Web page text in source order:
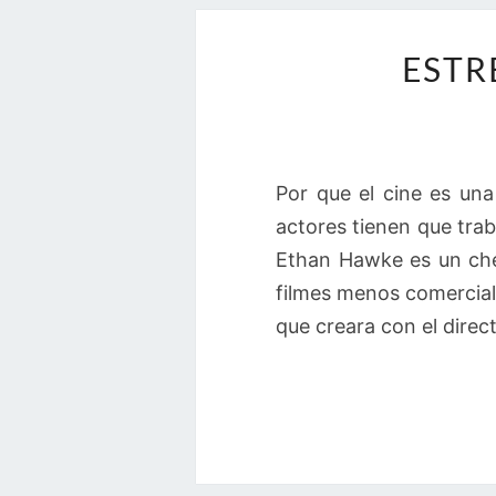
Por que el cine es
actores tienen que
Ethan Hawke es un
filmes menos
que creara con el